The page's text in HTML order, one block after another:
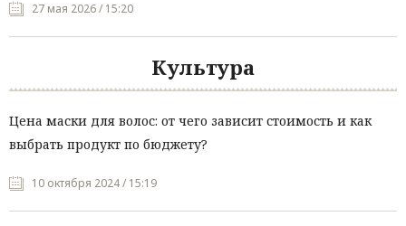
27 мая 2026 / 15:20
Культура
Цена маски для волос: от чего зависит стоимость и как
выбрать продукт по бюджету?
10 октября 2024 / 15:19